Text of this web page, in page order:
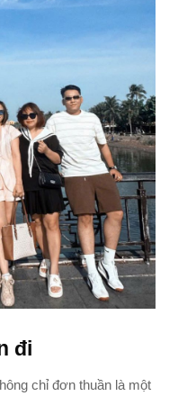
đi
chỉ đơn thuần là một